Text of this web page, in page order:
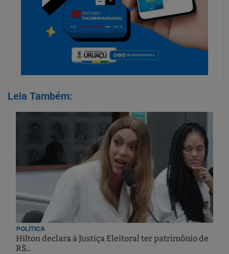
Leia Também:
POLÍTICA
Hilton declara à Justiça Eleitoral ter patrimônio de
R$...